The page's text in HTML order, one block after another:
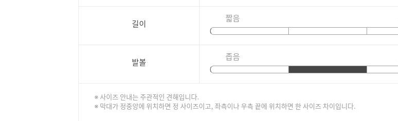
길이 짧음
발볼 좁음
※ 사이즈 안내는 주관적인 견해입니다.
※ 막대가 정중앙에 위치하면 정 사이즈이고, 좌측이나 우측 끝에 위치하면 한 사이즈 차이입니다.